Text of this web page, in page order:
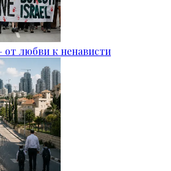
любви к ненависти